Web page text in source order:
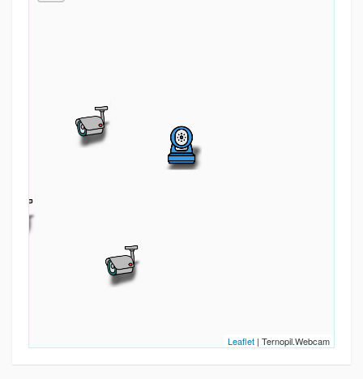
Leaflet | Ternopil.Webcam